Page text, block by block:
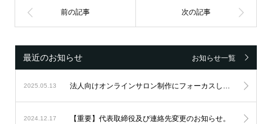
最近のお知らせ お知らせ一覧
2025.05.13 法人向けオンラインサロン制作にフォーカスし続け、設立6周年を迎えました。
2024.12.17 【重要】代表取締役及び連絡先変更のお知らせ。